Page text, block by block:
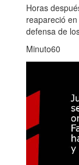
Horas
reapareció
defensa de
Minuto60